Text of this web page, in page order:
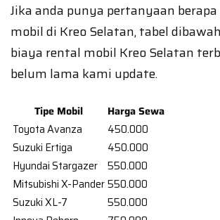
Jika anda punya pertanyaan
mobil di Kreo Selatan, tabel
biaya rental mobil Kreo Selatan
belum lama kami update.
Tipe Mobil
Harga Sewa
Toyota Avanza
450.000
Suzuki Ertiga
450.000
Hyundai Stargazer
550.000
Mitsubishi X-Pander550.000
Suzuki XL-7
550.000